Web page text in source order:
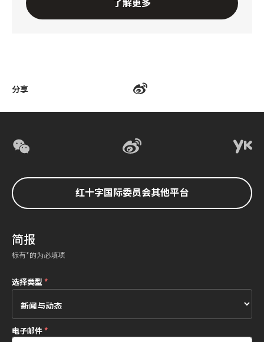
分享
红十字国际委员会其他平台
简报
标有*的为必填项
选择类型 *
电子邮件*